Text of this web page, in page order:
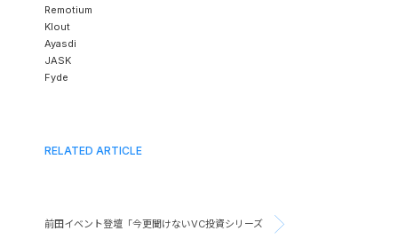
Remotium
Klout
Ayasdi
JASK
Fyde
RELATED ARTICLE
前田イベント登壇「今更聞けないVC投資シリーズ